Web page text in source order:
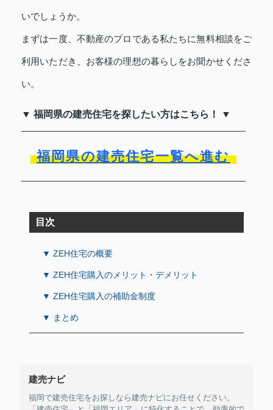
いでしょうか。
まずは一度、不動産のプロである私たちに無料相談をご
利用いただき、お客様の理想の暮らしをお聞かせくださ
い。
▼ 福岡県の建売住宅を探したい方はこちら！ ▼
福岡県の建売住宅一覧へ進む
目次
▼ ZEH住宅の概要
▼ ZEH住宅購入のメリット・デメリット
▼ ZEH住宅購入の補助金制度
▼ まとめ
建売ナビ
福岡で建売住宅をお探しなら建売ナビにお任せください。